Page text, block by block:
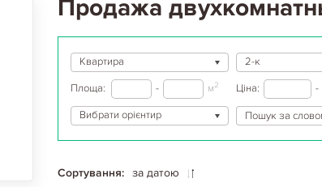
Продажа
Квартира 2-к
Площа: - м2 Ціна: -
Вибрати орієнтир
Сортування: за датою